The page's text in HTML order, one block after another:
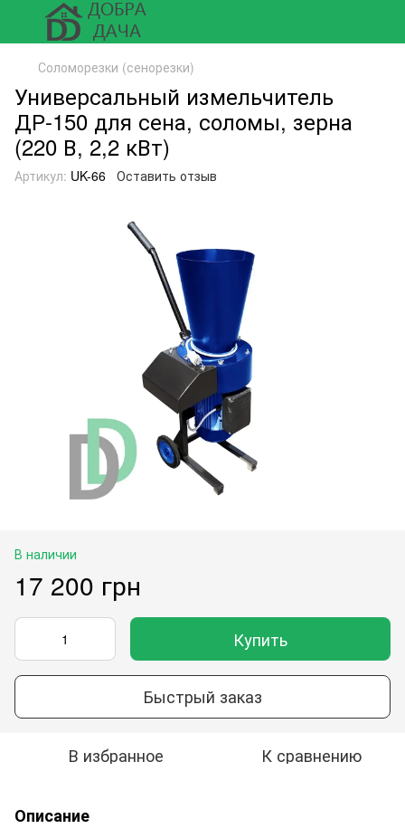
Соломорезки (сенорезки)
Универсальный измельчитель
ДР-150 для сена, соломы, зерна
(220 В, 2,2 кВт)
Артикул: UK-66 Оставить отзыв
В наличии
17 200 грн
Купить
Быстрый заказ
В избранное К сравнению
Описание